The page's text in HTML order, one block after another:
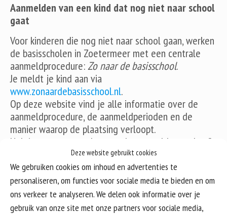
Deze website gebruikt cookies
We gebruiken cookies om inhoud en advertenties te
personaliseren, om functies voor sociale media te bieden en om
ons verkeer te analyseren. We delen ook informatie over je
gebruik van onze site met onze partners voor sociale media,
Aanmelden van een kind dat nog niet naar school
gaat
Voor kinderen die nog niet naar school gaan, werken
de basisscholen in Zoetermeer met een centrale
aanmeldprocedure:Zo naar de basisschool.
Je meldt je kind aan via
www.zonaardebasisschool.nl.
Op deze website vind je alle informatie over de
aanmeldprocedure, de aanmeldperioden en de
manier waarop de plaatsing verloopt.
Heb je vragen over de centrale aanmeldprocedure?
Dan kun je contact opnemen met de coördinator
schoolloopbanen.
Contactgegevens coördinator Schoolloopbanen:
loket@schoolloopbanenzoetermeer.nl